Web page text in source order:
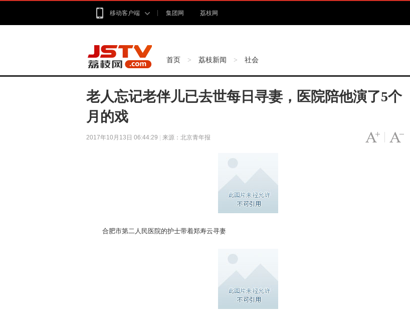
移动客户端 集团网 荔枝网
首页 > 荔枝新闻 > 社会
老人忘记老伴儿已去世每日寻妻，医院陪他演了5个
月的戏
2017年10月13日 06:44:29 来源：北京青年报 字号变小
合肥市第二人民医院的护士带着郑寿云寻妻